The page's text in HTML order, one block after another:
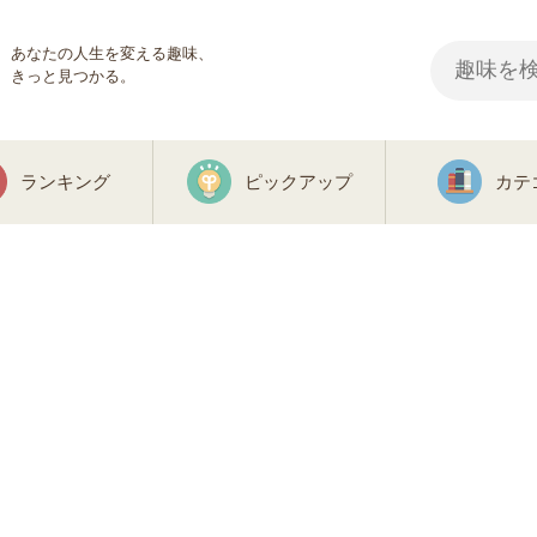
あなたの人生を変える趣味、
きっと見つかる。
ランキング ピックアップ カテ